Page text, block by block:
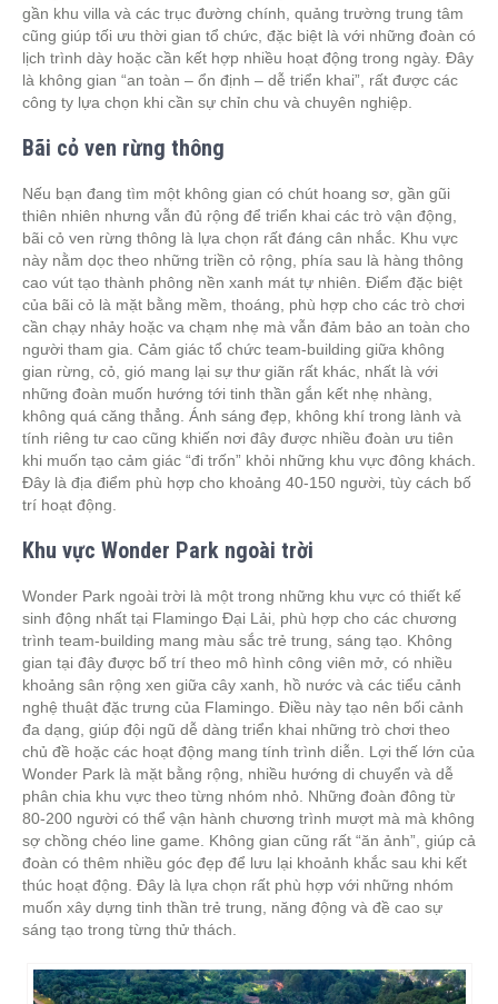
gần khu villa và các trục đường chính, quảng trường trung tâm
cũng giúp tối ưu thời gian tổ chức, đặc biệt là với những đoàn có
lịch trình dày hoặc cần kết hợp nhiều hoạt động trong ngày. Đây
là không gian “an toàn – ổn định – dễ triển khai”, rất được các
công ty lựa chọn khi cần sự chỉn chu và chuyên nghiệp.
Bãi cỏ ven rừng thông
Nếu bạn đang tìm một không gian có chút hoang sơ, gần gũi
thiên nhiên nhưng vẫn đủ rộng để triển khai các trò vận động,
bãi cỏ ven rừng thông là lựa chọn rất đáng cân nhắc. Khu vực
này nằm dọc theo những triền cỏ rộng, phía sau là hàng thông
cao vút tạo thành phông nền xanh mát tự nhiên. Điểm đặc biệt
của bãi cỏ là mặt bằng mềm, thoáng, phù hợp cho các trò chơi
cần chạy nhảy hoặc va chạm nhẹ mà vẫn đảm bảo an toàn cho
người tham gia. Cảm giác tổ chức team-building giữa không
gian rừng, cỏ, gió mang lại sự thư giãn rất khác, nhất là với
những đoàn muốn hướng tới tinh thần gắn kết nhẹ nhàng,
không quá căng thẳng. Ánh sáng đẹp, không khí trong lành và
tính riêng tư cao cũng khiến nơi đây được nhiều đoàn ưu tiên
khi muốn tạo cảm giác “đi trốn” khỏi những khu vực đông khách.
Đây là địa điểm phù hợp cho khoảng 40-150 người, tùy cách bố
trí hoạt động.
Khu vực Wonder Park ngoài trời
Wonder Park ngoài trời là một trong những khu vực có thiết kế
sinh động nhất tại Flamingo Đại Lải, phù hợp cho các chương
trình team-building mang màu sắc trẻ trung, sáng tạo. Không
gian tại đây được bố trí theo mô hình công viên mở, có nhiều
khoảng sân rộng xen giữa cây xanh, hồ nước và các tiểu cảnh
nghệ thuật đặc trưng của Flamingo. Điều này tạo nên bối cảnh
đa dạng, giúp đội ngũ dễ dàng triển khai những trò chơi theo
chủ đề hoặc các hoạt động mang tính trình diễn. Lợi thế lớn của
Wonder Park là mặt bằng rộng, nhiều hướng di chuyển và dễ
phân chia khu vực theo từng nhóm nhỏ. Những đoàn đông từ
80-200 người có thể vận hành chương trình mượt mà mà không
sợ chồng chéo line game. Không gian cũng rất “ăn ảnh”, giúp cả
đoàn có thêm nhiều góc đẹp để lưu lại khoảnh khắc sau khi kết
thúc hoạt động. Đây là lựa chọn rất phù hợp với những nhóm
muốn xây dựng tinh thần trẻ trung, năng động và đề cao sự
sáng tạo trong từng thử thách.